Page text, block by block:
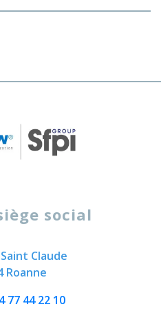
social
Claude
Roanne
77 44 22 10